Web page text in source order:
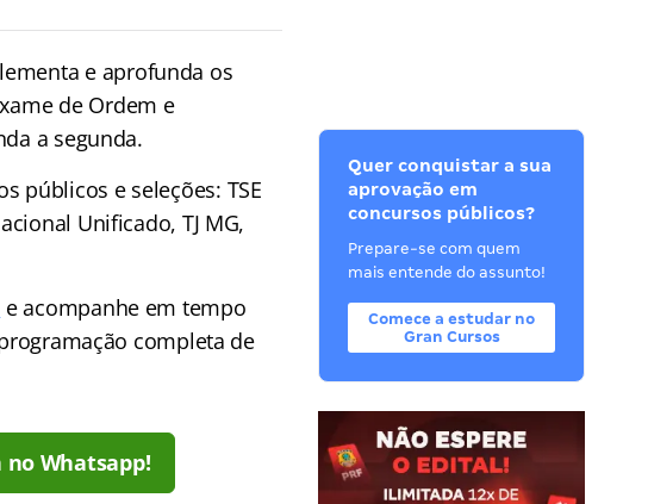
e aprofunda os
de Ordem e
a segunda.
públicos e seleções: TSE
Unificado, TJ MG,
e acompanhe em tempo
completa de
Whatsapp!
Quer conquistar a sua
aprovação em
concursos públicos?
Prepare-se com quem
mais entende do assunto!
Comece a estudar no
Gran Cursos